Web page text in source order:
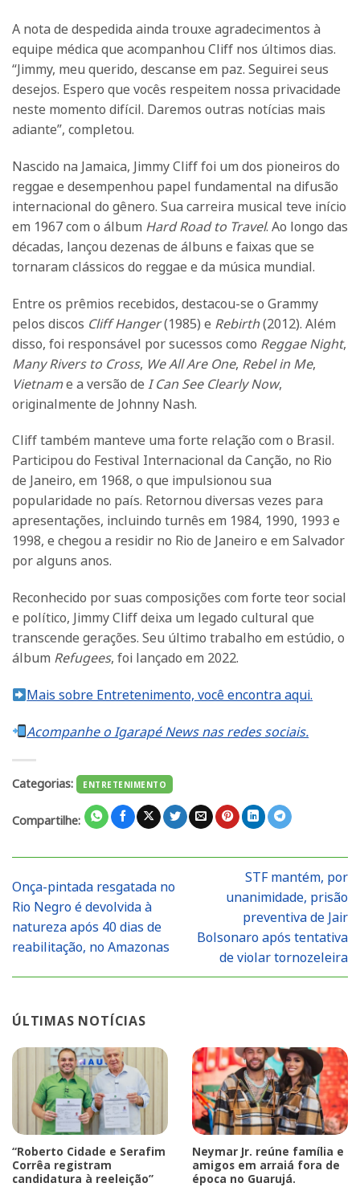
A nota de despedida ainda trouxe agradecimentos à
equipe médica que acompanhou Cliff nos últimos dias.
“Jimmy, meu querido, descanse em paz. Seguirei seus
desejos. Espero que vocês respeitem nossa privacidade
neste momento difícil. Daremos outras notícias mais
adiante”, completou.
Nascido na Jamaica, Jimmy Cliff foi um dos pioneiros do
reggae e desempenhou papel fundamental na difusão
internacional do gênero. Sua carreira musical teve início
em 1967 com o álbum Hard Road to Travel. Ao longo das
décadas, lançou dezenas de álbuns e faixas que se
tornaram clássicos do reggae e da música mundial.
Entre os prêmios recebidos, destacou-se o Grammy
pelos discos Cliff Hanger(1985) e Rebirth(2012). Além
disso, foi responsável por sucessos como Reggae Night,
Many Rivers to Cross, We All Are One, Rebel in Me,
Vietname a versão de I Can See Clearly Now,
originalmente de Johnny Nash.
Cliff também manteve uma forte relação com o Brasil.
Participou do Festival Internacional da Canção, no Rio
de Janeiro, em 1968, o que impulsionou sua
popularidade no país. Retornou diversas vezes para
apresentações, incluindo turnês em 1984, 1990, 1993 e
1998, e chegou a residir no Rio de Janeiro e em Salvador
por alguns anos.
Reconhecido por suas composições com forte teor social
e político, Jimmy Cliff deixa um legado cultural que
transcende gerações. Seu último trabalho em estúdio, o
álbum Refugees, foi lançado em 2022.
Mais sobre Entretenimento, você encontra aqui.
Acompanhe o Igarapé News nas redes sociais.
Categorias: ENTRETENIMENTO
Compartilhe:
Onça-pintada resgatada no
Rio Negro é devolvida à
natureza após 40 dias de
reabilitação, no Amazonas
STF mantém, por
unanimidade, prisão
preventiva de Jair
Bolsonaro após tentativa
de violar tornozeleira
ÚLTIMAS NOTÍCIAS
“Roberto Cidade e Serafim
Corrêa registram
candidatura à reeleição”
Neymar Jr. reúne família e
amigos em arraiá fora de
época no Guarujá.